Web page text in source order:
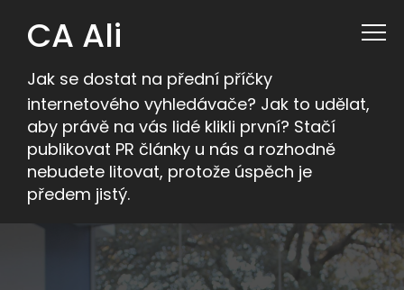
CA Ali
Jak se dostat na přední příčky
internetového vyhledávače? Jak to udělat,
aby právě na vás lidé klikli první? Stačí
publikovat PR články u nás a rozhodně
nebudete litovat, protože úspěch je
předem jistý.